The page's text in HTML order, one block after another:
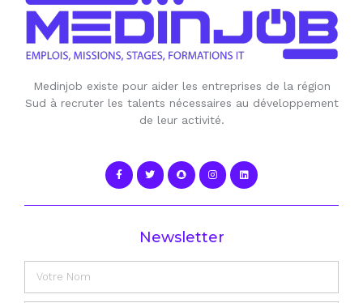
Medinjob existe pour aider les entreprises de la région
Sud à recruter les talents nécessaires au développement
de leur activité.
Newsletter